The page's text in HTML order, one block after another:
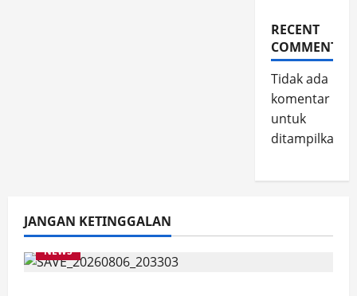
RECENT
COMMENTS
Tidak ada
komentar
untuk
ditampilkan.
JANGAN KETINGGALAN
NEWS